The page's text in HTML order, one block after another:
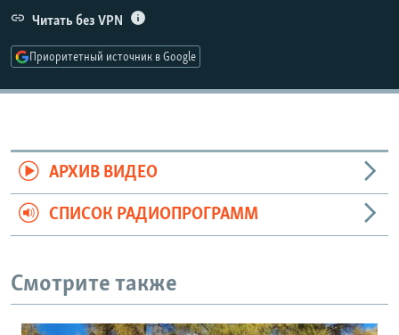
СОЦИАЛЬНЫЕ СЕТИ
Все сайты РСЕ/РС
Читать без VPN
Приоритетный источник в Google
АРХИВ ВИДЕО
СПИСОК РАДИОПРОГРАММ
Смотрите также